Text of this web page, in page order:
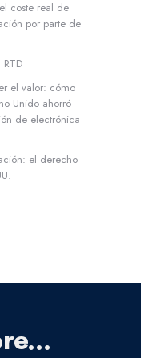
coste real de
por parte de
el valor: cómo
Unido ahorró
de electrónica
el derecho